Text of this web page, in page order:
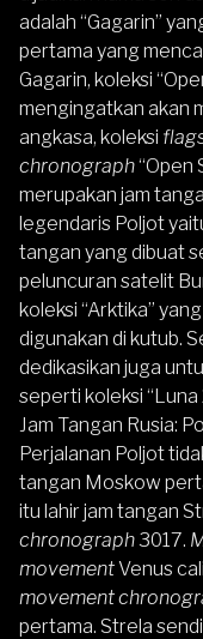
adalah “Gagarin”
pertama yang
Gagarin, koleksi
mengingatkan akan
angkasa, koleksi
chronograph“Open
merupakan jam
legendaris Poljot
tangan yang dibuat
peluncuran satelit
koleksi “Arktika”
digunakan di kutub.
dedikasikan juga
seperti koleksi “Luna
Jam Tangan Rusia:
Perjalanan Poljot
tangan Moskow
itu lahir jam tangan
chronograph3017.
movementVenus
movement
pertama. Strela